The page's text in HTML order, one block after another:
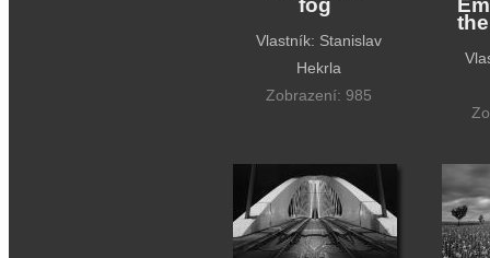
fog
Vlastník: Stanislav
Hekrla
Zobrazení: 985